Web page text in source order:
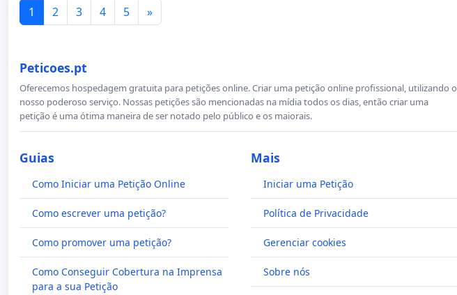
1 2 3 4 5 »
Peticoes.pt
Oferecemos hospedagem gratuita para petições online. Criar uma petição online profissional, utilizando o
nosso poderoso serviço. Nossas petições são mencionadas na mídia todos os dias, então criar uma
petição é uma ótima maneira de ser notado pelo público e os maiorais.
Guias
Como Iniciar uma Petição Online
Como escrever uma petição?
Como promover uma petição?
Como Conseguir Cobertura na Imprensa
para a sua Petição
Mais
Iniciar uma Petição
Política de Privacidade
Gerenciar cookies
Sobre nós